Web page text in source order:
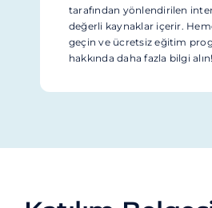
tarafından yönlendirilen
değerli kaynaklar içerir.
geçin ve ücretsiz eğitim
hakkında daha fazla bilgi alın!